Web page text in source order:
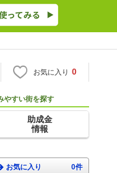
お気に入り 0
やすい街を探す
助成金
情報
お気に入り 0件